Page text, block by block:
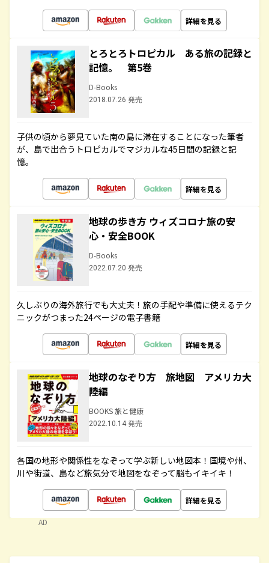
詳細を見る
とろとろトロピカル ある旅の記録と
記憶。 第5巻
D-Books
2018.07.26 発売
子供の頃から夢見ていた南の島に滞在することになった筆者
が、島で出合うトロピカルでマジカルな45日間の記録と記
憶。
詳細を見る
地球の歩き方 ウィズコロナ旅の安
心・安全BOOK
D-Books
2022.07.20 発売
久しぶりの海外旅行でも大丈夫！旅の手配や準備に使えるテク
ニックがつまった24ページの電子書籍
詳細を見る
地球のなぞり方 旅地図 アメリカ大
陸編
BOOKS 旅と健康
2022.10.14 発売
各国の地形や関係性をなぞって学ぶ新しい地図本！国境や州、
川や街道、島など旅気分で地図をなぞって脳もイキイキ！
詳細を見る
AD